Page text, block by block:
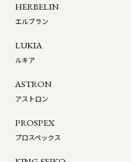
HERBELIN
エルブラン
LUKIA
ルキア
ASTRON
アストロン
PROSPEX
プロスペックス